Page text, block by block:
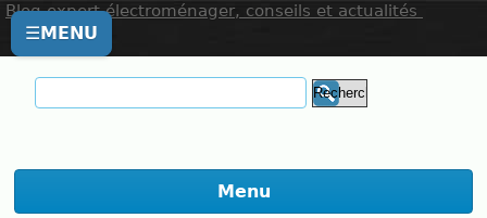
Blog expert électroménager, conseils et actualités
☰MENU
Menu